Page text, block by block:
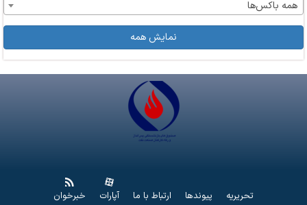
همه باکس‌ها
نمایش همه
تحریریه پیوندها ارتباط با ما آپارات خبرخوان